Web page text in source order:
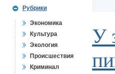
Рубрики
Экономика
Культура
Экология
Происшествия
Криминал
У